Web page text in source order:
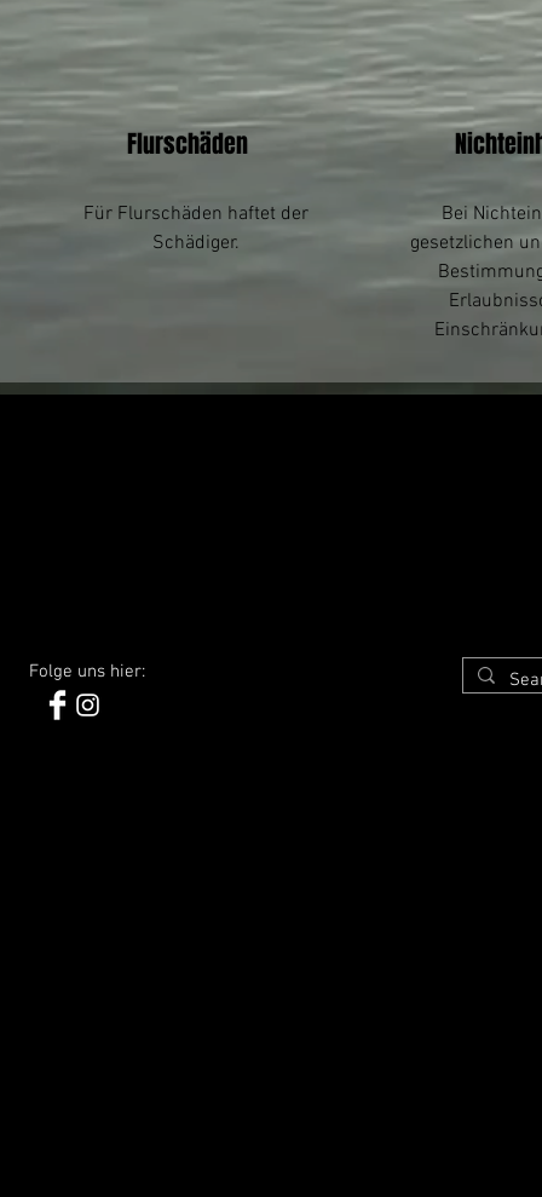
Flurschäden
Für Flurschäden haftet der
Schädiger.
Bei
gesetzlichen
Folge uns hier: